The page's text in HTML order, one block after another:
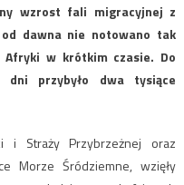
wzrost fali migracyjnej z
dawna nie notowano tak
Afryki w krótkim czasie. Do
przybyło dwa tysiące
i Straży Przybrzeżnej oraz
Morze Śródziemne, wzięły